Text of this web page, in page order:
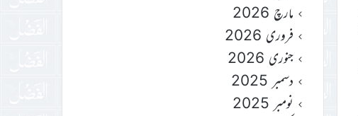
مارچ 2026
فروری 2026
جنوری 2026
دسمبر 2025
نومبر 2025